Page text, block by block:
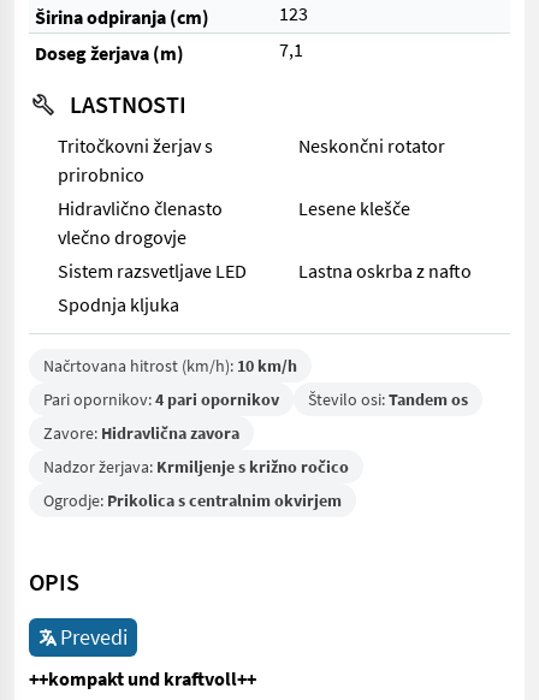
Širina odpiranja (cm)
123
Doseg žerjava (m)
7,1
LASTNOSTI
Tritočkovni žerjav s
prirobnico
Neskončni rotator
Hidravlično členasto
vlečno drogovje
Lesene klešče
Sistem razsvetljave LED
Lastna oskrba z nafto
Spodnja kljuka
Načrtovana hitrost (km/h): 10 km/h
Pari opornikov:4 pari opornikov Število osi:Tandem os
Zavore: Hidravlična zavora
Nadzor žerjava: Krmiljenje s križno ročico
Ogrodje: Prikolica s centralnim okvirjem
OPIS
Prevedi
++kompakt und kraftvoll++